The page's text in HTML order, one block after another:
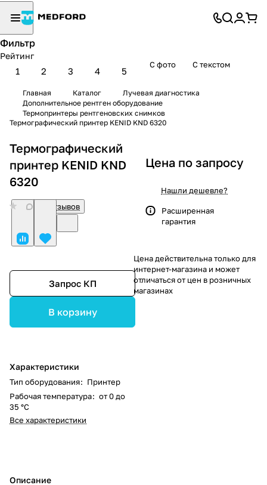
Фильтр
Рейтинг
1 2 3 4 5
С фото С текстом
Главная Каталог
Лучевая диагностика
Дополнительное рентген оборудование
Термопринтеры рентгеновских снимков
Термографический принтер KENID KND 6320
Термографический
принтер KENID KND
6320
Нет отзывов
Запрос КП
В корзину
Характеристики
Тип оборудования: Принтер
Рабочая температура: от 0 до
35 °С
Все характеристики
Описание
Цена по запросу
Нашли дешевле?
Расширенная
гарантия
Цена действительна только для
интернет-магазина и может
отличаться от цен в розничных
магазинах